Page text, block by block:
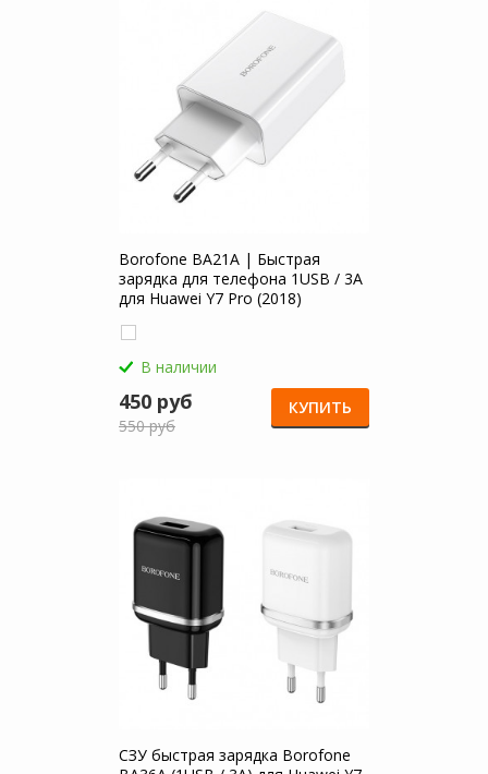
Borofone BA21A | Быстрая
зарядка для телефона 1USB / 3A
для Huawei Y7 Pro (2018)
В наличии
450 руб
550 руб
КУПИТЬ
СЗУ быстрая зарядка Borofone